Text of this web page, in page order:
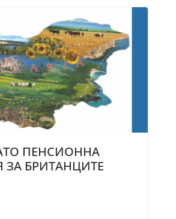
ПЕНСИОННА
БРИТАНЦИТЕ